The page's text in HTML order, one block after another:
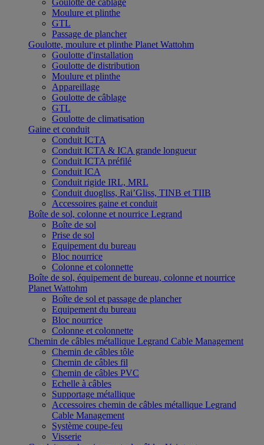
Goulotte de câblage
Moulure et plinthe
GTL
Passage de plancher
Goulotte, moulure et plinthe Planet Wattohm
Goulotte d'installation
Goulotte de distribution
Moulure et plinthe
Appareillage
Goulotte de câblage
GTL
Goulotte de climatisation
Gaine et conduit
Conduit ICTA
Conduit ICTA & ICA grande longueur
Conduit ICTA préfilé
Conduit ICA
Conduit rigide IRL, MRL
Conduit duogliss, Rai’Gliss, TINB et TIIB
Accessoires gaine et conduit
Boîte de sol, colonne et nourrice Legrand
Boîte de sol
Prise de sol
Equipement du bureau
Bloc nourrice
Colonne et colonnette
Boîte de sol, équipement de bureau, colonne et nourrice
Planet Wattohm
Boîte de sol et passage de plancher
Equipement du bureau
Bloc nourrice
Colonne et colonnette
Chemin de câbles métallique Legrand Cable Management
Chemin de câbles tôle
Chemin de câbles fil
Chemin de câbles PVC
Echelle à câbles
Supportage métallique
Accessoires chemin de câbles métallique Legrand
Cable Management
Système coupe-feu
Visserie